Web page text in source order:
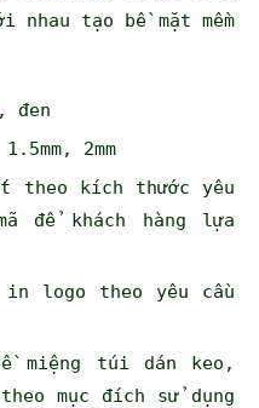
tạo bề mặt mềm
đen
2mm
theo kích thước yêu
để khách hàng lựa
logo theo yêu cầu
miệng túi dán keo,
mục đích sử dụng